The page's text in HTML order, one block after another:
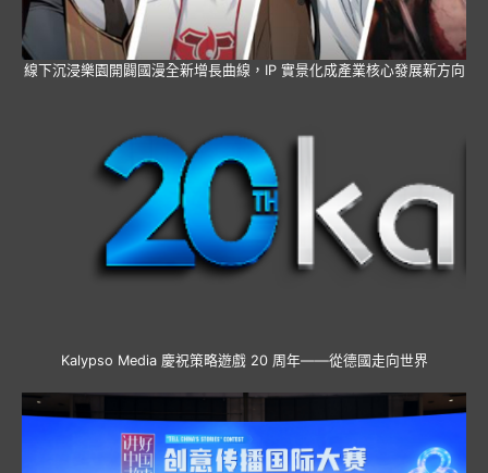
線下沉浸樂園開闢國漫全新增長曲線，IP 實景化成產業核心發展新方向
Kalypso Media 慶祝策略遊戲 20 周年——從德國走向世界